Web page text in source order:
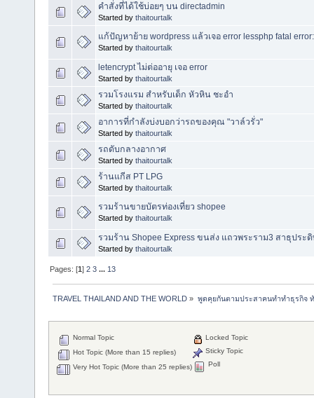
คำสั่งที่ได้ใช้บ่อยๆ บน directadmin
Started by thaitourtalk
แก้ปัญหาย้าย wordpress แล้วเจอ error lessphp fatal
Started by thaitourtalk
letencrypt ไม่ต่ออายุ เจอ error
Started by thaitourtalk
รวมโรงแรม สำหรับเด็ก หัวหิน ชะอำ
Started by thaitourtalk
อาการที่กำลังบ่งบอกว่ารถของคุณ "วาล์วรั่ว"
Started by thaitourtalk
รถดับกลางอากาศ
Started by thaitourtalk
ร้านแกีส PT LPG
Started by thaitourtalk
รวมร้านขายบัตรท่องเที่ยว shopee
Started by thaitourtalk
รวมร้าน Shopee Express ขนส่ง แถวพระราม3 สาธุประ
Started by thaitourtalk
Pages: [1]2 3 ... 13
TRAVEL THAILAND AND THE WORLD » พูดคุยกันตามประสาคนทำทำธุรกิจ ทั
Normal Topic
Hot Topic (More than 15 replies)
Very Hot Topic (More than 25 replies)
Locked Topic
Sticky Topic
Poll